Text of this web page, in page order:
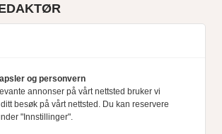
og personvern
annonser på vårt nettsted bruker vi
besøk på vårt nettsted. Du kan reservere
"Innstillinger".